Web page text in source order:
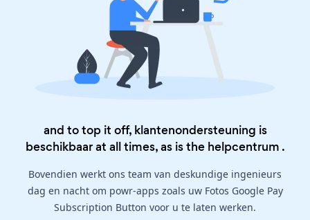
and to top it off, klantenondersteuning is
beschikbaar at all times, as is the helpcentrum .
Bovendien werkt ons team van deskundige ingenieurs
dag en nacht om powr-apps zoals uw Fotos Google Pay
Subscription Button voor u te laten werken.